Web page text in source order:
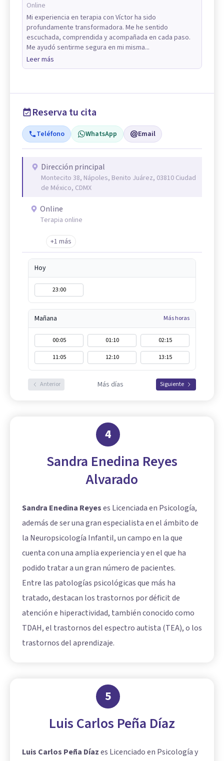
Online
Mi experiencia en terapia con Víctor ha sido
profundamente transformadora. Me he sentido
escuchada, comprendida y acompañada en cada paso.
Me ayudó sentirme segura en mi misma...
Leer más
Reserva tu cita
Teléfono WhatsApp Email
Dirección principal
Montecito 38, Nápoles, Benito Juárez, 03810 Ciudad
de México, CDMX
Online
Terapia online
+1 más
Hoy
23:00
Mañana Más horas
00:05 01:10
02:15
11:05
12:10 13:15
Anterior Más días Siguiente
4
Sandra Enedina Reyes
Alvarado
Sandra Enedina Reyeses Licenciada en Psicología,
además de ser una gran especialista en el ámbito de
la Neuropsicología Infantil, un campo en la que
cuenta con una amplia experiencia y en el que ha
podido tratar a un gran número de pacientes.
Entre las patologías psicológicas que más ha
tratado, destacan los trastornos por déficit de
atención e hiperactividad, también conocido como
TDAH, el trastornos del espectro autista (TEA), o los
trastornos del aprendizaje.
5
Luis Carlos Peña Díaz
Luis Carlos Peña Díazes Licenciado en Psicología y